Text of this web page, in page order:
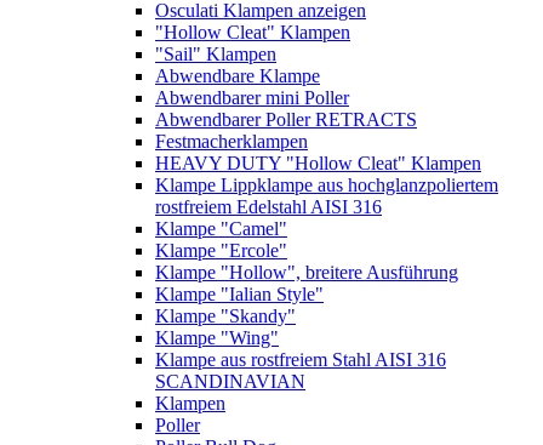
Osculati Klampen anzeigen
"Hollow Cleat" Klampen
"Sail" Klampen
Abwendbare Klampe
Abwendbarer mini Poller
Abwendbarer Poller RETRACTS
Festmacherklampen
HEAVY DUTY "Hollow Cleat" Klampen
Klampe Lippklampe aus hochglanzpoliertem
rostfreiem Edelstahl AISI 316
Klampe "Camel"
Klampe "Ercole"
Klampe "Hollow", breitere Ausführung
Klampe "Ialian Style"
Klampe "Skandy"
Klampe "Wing"
Klampe aus rostfreiem Stahl AISI 316
SCANDINAVIAN
Klampen
Poller